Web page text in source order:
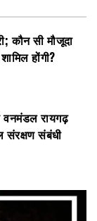
कौन सी मौजूदा
होंगी?
वनमंडल रायगढ़
संबंधी